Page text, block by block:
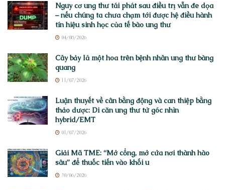
Nguy cơ ung thư tái phát sau điều trị vẫn đe dọa
– nếu chúng ta chưa chạm tới được hệ điều hành
tín hiệu sinh học của tế bào ung thư
04/08/2026
Cây bảy lá một hoa trên bệnh nhân ung thư bàng
quang
11/07/2026
Luận thuyết về cân bằng động và can thiệp bằng
thảo dược: Di căn ung thư từ góc nhìn
hybrid/EMT
01/07/2026
Giải Mã TME: “Mở cổng, mở cửa nơi thành hào
sâu” để thuốc tiến vào khối u
30/06/2026